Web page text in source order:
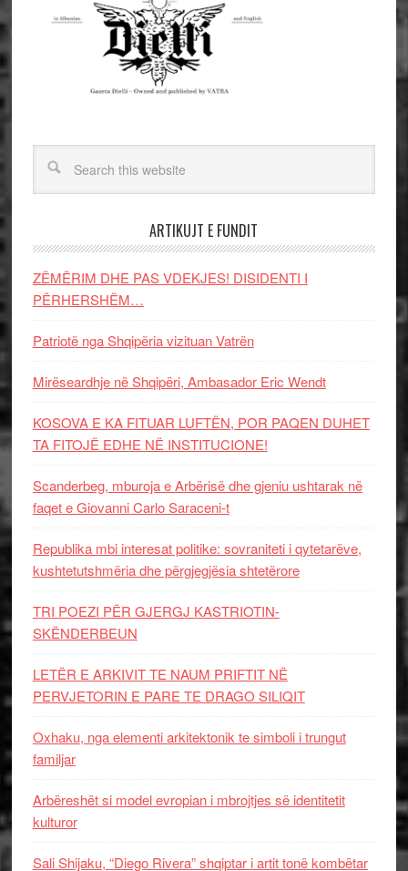
ARTIKUJT E FUNDIT
ZËMËRIM DHE PAS VDEKJES! DISIDENTI I
PËRHERSHËM…
Patriotë nga Shqipëria vizituan Vatrën
Mirëseardhje në Shqipëri, Ambasador Eric Wendt
KOSOVA E KA FITUAR LUFTËN, POR PAQEN DUHET
TA FITOJË EDHE NË INSTITUCIONE!
Scanderbeg, mburoja e Arbërisë dhe gjeniu ushtarak në
faqet e Giovanni Carlo Saraceni-t
Republika mbi interesat politike: sovraniteti i qytetarëve,
kushtetutshmëria dhe përgjegjësia shtetërore
TRI POEZI PËR GJERGJ KASTRIOTIN-
SKËNDERBEUN
LETËR E ARKIVIT TE NAUM PRIFTIT NË
PERVJETORIN E PARE TE DRAGO SILIQIT
Oxhaku, nga elementi arkitektonik te simboli i trungut
familjar
Arbëreshët si model evropian i mbrojtjes së identitetit
kulturor
Sali Shijaku, “Diego Rivera” shqiptar i artit tonë kombëtar